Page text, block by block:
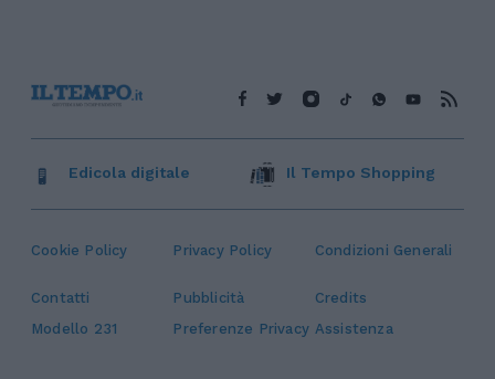
Cookie Policy Privacy Policy Condizioni Generali
Contatti Pubblicità
Credits
Modello 231
Preferenze Privacy Assistenza
Edicola digitale Il Tempo Shopping